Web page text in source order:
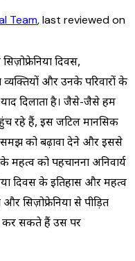
Team, last reviewed on
दिवस,
व्यक्तियों और उनके परिवारों के
दिलाता है। जैसे-जैसे हम
रहे हैं, इस जटिल मानसिक
समझ को बढ़ावा देने और इससे
महत्व को पहचानना अनिवार्य
दिवस के इतिहास और महत्व
और सिज़ोफ्रेनिया से पीड़ित
कर सकते हैं उस पर